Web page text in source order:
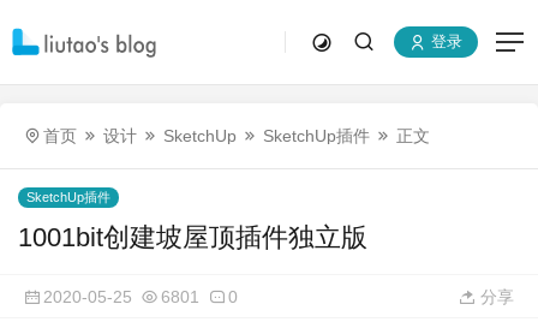
登录
首页 设计 SketchUp SketchUp插件 正文
SketchUp插件
1001bit创建坡屋顶插件独立版
2020-05-25 6801 0 分享